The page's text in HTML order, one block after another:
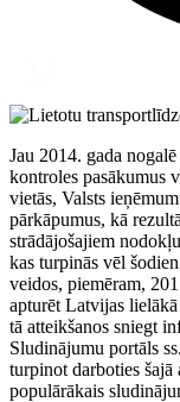
Jau 2014. gada
kontroles pasākumus
vietās, Valsts
pārkāpumus, kā
strādājošajiem
kas turpinās vēl
veidos, piemēram,
apturēt Latvijas
tā atteikšanos sniegt
Sludinājumu portāls
turpinot darboties
populārākais